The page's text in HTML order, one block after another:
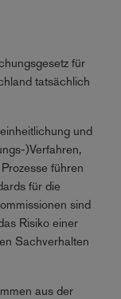
für
tatsächlich
und
)Verfahren,
führen
für die
sind
Risiko einer
Sachverhalten
aus der